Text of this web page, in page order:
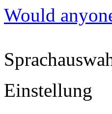
Would
Einstellung